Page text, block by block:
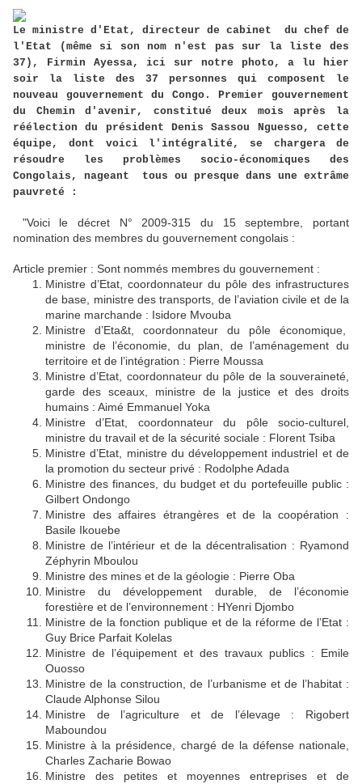
Le ministre d'Etat, directeur de cabinet du chef de
l'Etat (même si son nom n'est pas sur la liste des
37), Firmin Ayessa, ici sur notre photo, a lu hier
soir la liste des 37 personnes qui composent le
nouveau gouvernement du Congo. Premier gouvernement
du Chemin d'avenir, constitué deux mois après la
réélection du président Denis Sassou Nguesso, cette
équipe, dont voici l'intégralité, se chargera de
résoudre les problèmes socio-économiques des
Congolais, nageant tous ou presque dans une extrâme
pauvreté :
"Voici le décret N° 2009-315 du 15 septembre, portant
nomination des membres du gouvernement congolais :
Article premier : Sont nommés membres du gouvernement :
Ministre d’Etat, coordonnateur du pôle des infrastructures
de base, ministre des transports, de l’aviation civile et de la
marine marchande : Isidore Mvouba
Ministre d’Eta&t, coordonnateur du pôle économique,
ministre de l’économie, du plan, de l’aménagement du
territoire et de l’intégration : Pierre Moussa
Ministre d’Etat, coordonnateur du pôle de la souveraineté,
garde des sceaux, ministre de la justice et des droits
humains : Aimé Emmanuel Yoka
Ministre d’Etat, coordonnateur du pôle socio-culturel,
ministre du travail et de la sécurité sociale : Florent Tsiba
Ministre d’Etat, ministre du développement industriel et de
la promotion du secteur privé : Rodolphe Adada
Ministre des finances, du budget et du portefeuille public :
Gilbert Ondongo
Ministre des affaires étrangères et de la coopération :
Basile Ikouebe
Ministre de l’intérieur et de la décentralisation : Ryamond
Zéphyrin Mboulou
Ministre des mines et de la géologie : Pierre Oba
Ministre du développement durable, de l’économie
forestière et de l’environnement : HYenri Djombo
Ministre de la fonction publique et de la réforme de l’Etat :
Guy Brice Parfait Kolelas
Ministre de l’équipement et des travaux publics : Emile
Ouosso
Ministre de la construction, de l’urbanisme et de l’habitat :
Claude Alphonse Silou
Ministre de l’agriculture et de l’élevage : Rigobert
Maboundou
Ministre à la présidence, chargé de la défense nationale,
Charles Zacharie Bowao
Ministre des petites et moyennes entreprises et de